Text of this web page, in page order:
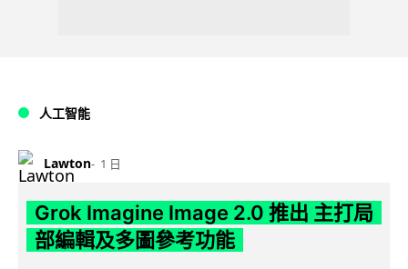
人工智能
Lawton 1 日
Grok Imagine Image 2.0 推出 主打局
部編輯及多圖參考功能